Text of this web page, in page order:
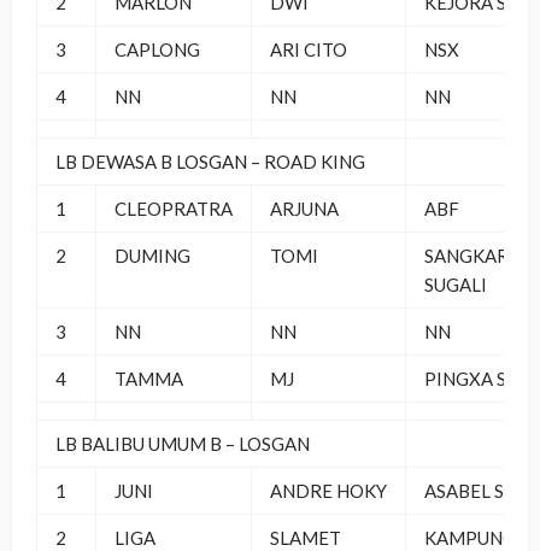
3 CAPLONG ARI CITO NSX
4 NN NN NN
LB DEWASA B LOSGAN – ROAD KING
1 CLEOPRATRA ARJUNA ABF
2 DUMING TOMI
SANGKAR
SUGALI
3 NN NN NN
4 TAMMA MJ PINGXA SF
LB BALIBU UMUM B – LOSGAN
1 JUNI ANDRE HOKY ASABEL SF
2 LIGA SLAMET KAMPUNG